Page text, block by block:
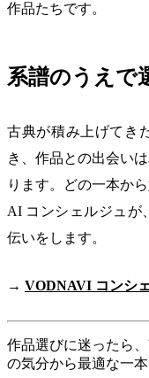
作品たちです。
系譜のうえで
古典が積み上げてき
き、作品との出会い
ります。どの一本か
AI コンシェルジュが
伝いをします。
→ VODNAVI コンシ
作品選びに迷ったら
の気分から最適な一本